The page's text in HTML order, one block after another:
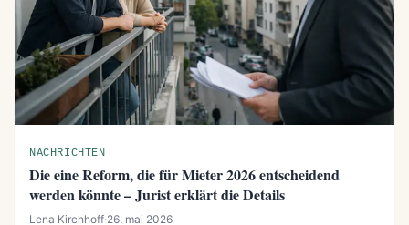
NACHRICHTEN
Die eine Reform, die für Mieter 2026 entscheidend
werden könnte – Jurist erklärt die Details
Lena Kirchhoff·26. mai 2026